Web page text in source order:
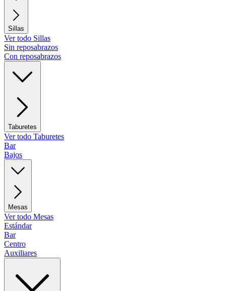
Sillas
Ver todo Sillas
Sin reposabrazos
Con reposabrazos
Taburetes
Ver todo Taburetes
Bar
Bajos
Mesas
Ver todo Mesas
Estándar
Bar
Centro
Auxiliares